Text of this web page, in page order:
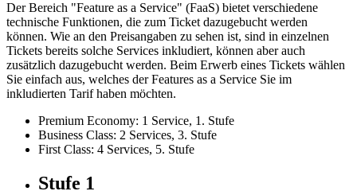
Der Bereich "Feature as a Service" (FaaS) bietet verschiedene
technische Funktionen, die zum Ticket dazugebucht werden
können. Wie an den Preisangaben zu sehen ist, sind in einzelnen
Tickets bereits solche Services inkludiert, können aber auch
zusätzlich dazugebucht werden. Beim Erwerb eines Tickets wählen
Sie einfach aus, welches der Features as a Service Sie im
inkludierten Tarif haben möchten.
Premium Economy: 1 Service, 1. Stufe
Business Class: 2 Services, 3. Stufe
First Class: 4 Services, 5. Stufe
Stufe 1